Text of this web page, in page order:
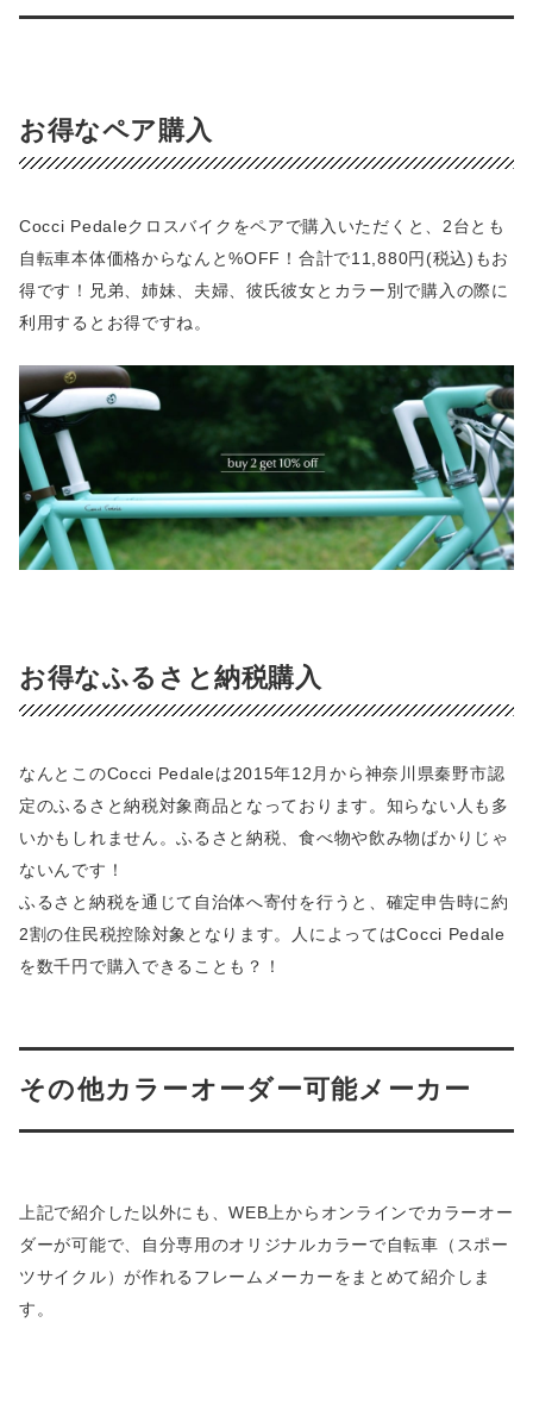
お得なペア購入
Cocci Pedaleクロスバイクをペアで購入いただくと、2台とも
自転車本体価格からなんと%OFF！合計で11,880円(税込)もお
得です！兄弟、姉妹、夫婦、彼氏彼女とカラー別で購入の際に
利用するとお得ですね。
お得なふるさと納税購入
なんとこのCocci Pedaleは2015年12月から神奈川県秦野市認
定のふるさと納税対象商品となっております。知らない人も多
いかもしれません。ふるさと納税、食べ物や飲み物ばかりじゃ
ないんです！
ふるさと納税を通じて自治体へ寄付を行うと、確定申告時に約
2割の住民税控除対象となります。人によってはCocci Pedale
を数千円で購入できることも？！
その他カラーオーダー可能メーカー
上記で紹介した以外にも、WEB上からオンラインでカラーオー
ダーが可能で、自分専用のオリジナルカラーで自転車（スポー
ツサイクル）が作れるフレームメーカーをまとめて紹介しま
す。